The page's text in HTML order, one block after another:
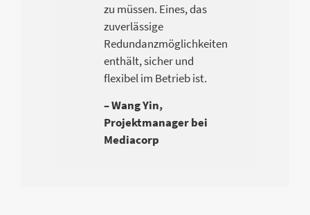
zu müssen. Eines, das
zuverlässige
Redundanzmöglichkeiten
enthält, sicher und
flexibel im Betrieb ist.
– Wang Yin,
Projektmanager bei
Mediacorp